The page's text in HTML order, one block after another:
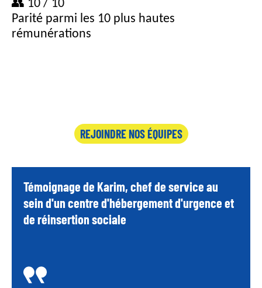
Parité parmi les 10 plus hautes
rémunérations
REJOINDRE NOS ÉQUIPES
Témoignage de Karim, chef de service au
sein d'un centre d'hébergement d'urgence et
de réinsertion sociale